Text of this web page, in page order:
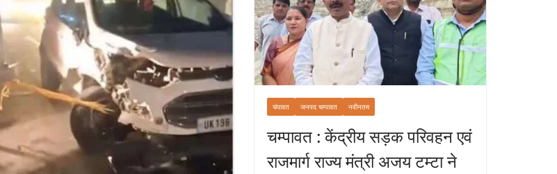
चंपावत जनपद चम्पावत नवीनतम
चम्पावत : केंद्रीय सड़क परिवहन एवं
राजमार्ग राज्य मंत्री अजय टम्टा ने